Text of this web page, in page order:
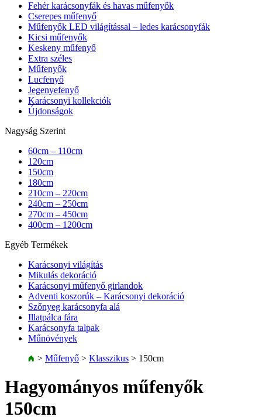
Fehér karácsonyfák és havas műfenyők
Cserepes műfenyő
Műfenyők LED világítással – ledes karácsonyfák
Kicsi műfenyők
Keskeny műfenyő
Extra széles
Műfenyők
Lucfenyő
Jegenyefenyő
Karácsonyi kollekciók
Újdonságok
Nagyság Szerint
60cm – 110cm
120cm
150cm
180cm
210cm – 220cm
240cm – 250cm
270cm – 450cm
400cm – 1200cm
Egyéb Termékek
Karácsonyi világítás
Mikulás dekoráció
Karácsonyi műfenyő girlandok
Adventi koszorúk – Karácsonyi dekoráció
Szőnyeg karácsonyfa alá
Illatpálca fára
Karácsonyfa talpak
Műnövények
> Műfenyő > Klasszikus > 150cm
Hagyományos műfenyők
150cm